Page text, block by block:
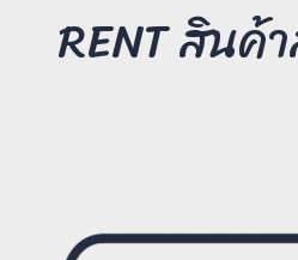
RENT สินค้